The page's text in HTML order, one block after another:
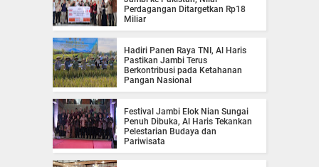
Perdagangan Ditargetkan Rp18
Miliar
Hadiri Panen Raya TNI, Al Haris
Pastikan Jambi Terus
Berkontribusi pada Ketahanan
Pangan Nasional
Festival Jambi Elok Nian Sungai
Penuh Dibuka, Al Haris Tekankan
Pelestarian Budaya dan
Pariwisata